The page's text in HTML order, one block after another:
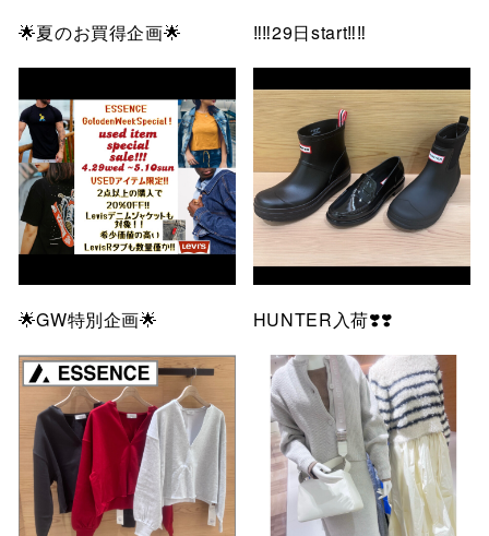
🌟夏のお買得企画🌟 ‼️‼️29日start‼️‼️
🌟GW特別企画🌟 HUNTER入荷❣️❣️